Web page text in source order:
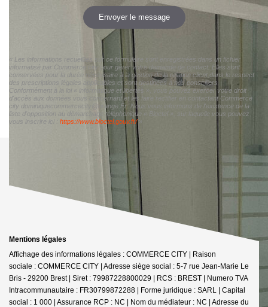
Envoyer le message
« Les informations recueillies sur ce formulaire sont enregistrées dans un fichier
informatisé par Commerce city pour gérer votre demande de contact. Elles sont
conservées pour la durée nécessaire à la gestion de la relation client dans le respect
des prescriptions légales applicables et sont destinées à nos conseillers
Conformément à la loi « informatique et libertés », vous pouvez exercer votre droit
d'accès aux données vous concernant et les faire rectifier en contactant Commerce
city dominiquecommercecity@orange.Fr. Nous vous informons de l'existence de la
liste d'opposition au démarchage téléphonique « Bloctel », sur laquelle vous pouvez
vous inscrire ici : https://www.bloctel.gouv.fr/»
Mentions légales
Affichage des informations légales : COMMERCE CITY | Raison
sociale : COMMERCE CITY | Adresse siège social : 5-7 rue Jean-Marie Le
Bris - 29200 Brest | Siret : 79987228800029 | RCS : BREST | Numero TVA
Intracommunautaire : FR30799872288 | Forme juridique : SARL | Capital
social : 1 000 | Assurance RCP : NC | Nom du médiateur : NC | Adresse du